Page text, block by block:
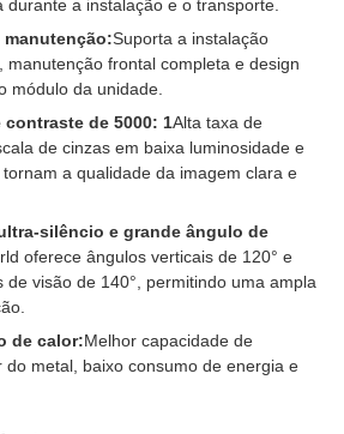
durante a instalação e o transporte.
Suporta a instalação
manutenção frontal completa e design
módulo da unidade.
de 5000: 1Alta taxa de
de cinzas em baixa luminosidade e
a qualidade da imagem clara e
silêncio e grande ângulo de
oferece ângulos verticais de 120° e
de visão de 140°, permitindo uma ampla
de calor:Melhor capacidade de
do metal, baixo consumo de energia e